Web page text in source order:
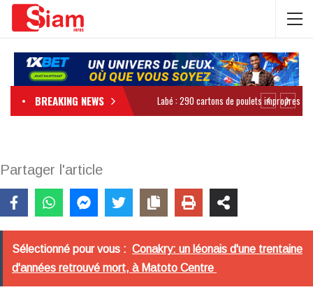
BREAKING NEWS
Partager l'article
Sélectionné pour vous : Conakry: un léonais d'une trentaine
d'années retrouvé mort, à Matoto Centre